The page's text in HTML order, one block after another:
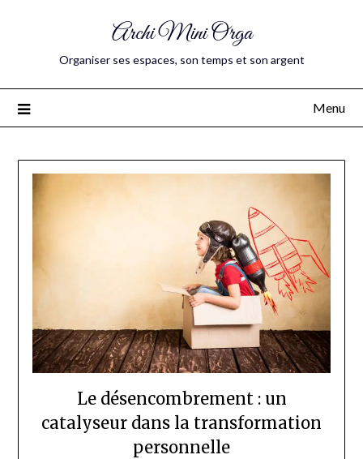
Archi Mini Orga
Organiser ses espaces, son temps et son argent
Menu
Le désencombrement : un
catalyseur dans la transformation
personnelle
Recevez mon ebook gratuit
Recevoir le livre